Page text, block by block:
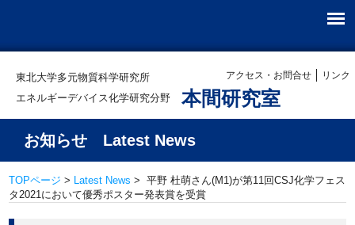
東北大学多元物質科学研究所
エネルギーデバイス化学研究分野
本間研究室
アクセス・お問合せ リンク
お知らせ Latest News
TOPページ > Latest News > 平野 杜萌さん(M1)が第11回CSJ化学フェス
タ2021において優秀ポスター発表賞を受賞